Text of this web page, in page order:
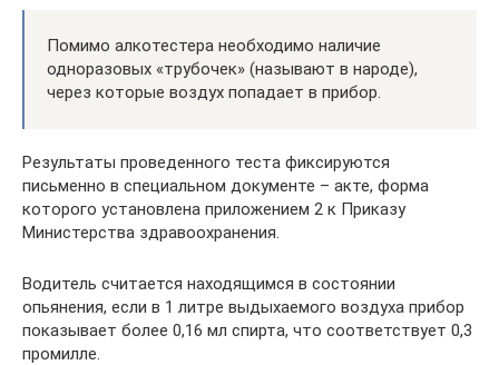
Помимо алкотестера необходимо наличие
одноразовых «трубочек» (называют в народе),
через которые воздух попадает в прибор.
Результаты проведенного теста фиксируются
письменно в специальном документе – акте, форма
которого установлена приложением 2 к Приказу
Министерства здравоохранения.
Водитель считается находящимся в состоянии
опьянения, если в 1 литре выдыхаемого воздуха прибор
показывает более 0,16 мл спирта, что соответствует 0,3
промилле.